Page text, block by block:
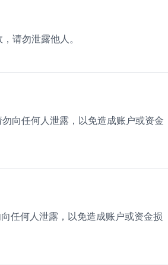
请勿泄露他人。
向任何人泄露，以免造成账户或资金
任何人泄露，以免造成账户或资金损